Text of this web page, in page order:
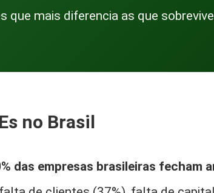
que mais diferencia as que
no Brasil
das empresas brasileiras fecham